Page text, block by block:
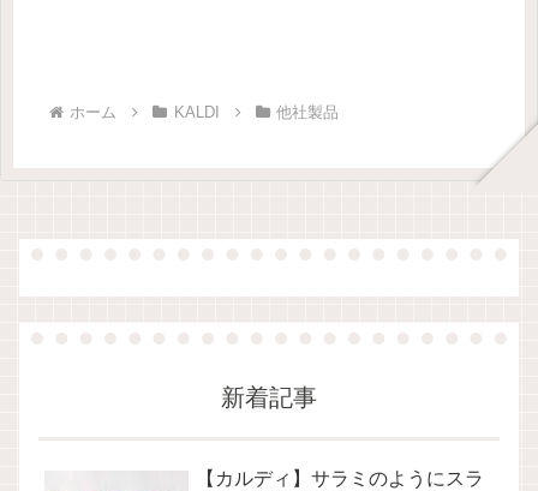
ホーム KALDI 他社製品
新着記事
【カルディ】サラミのようにスラ